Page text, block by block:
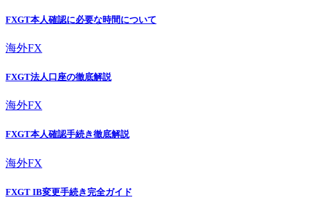
FXGT本人確認に必要な時間について
海外FX
FXGT法人口座の徹底解説
海外FX
FXGT本人確認手続き徹底解説
海外FX
FXGT IB変更手続き完全ガイド